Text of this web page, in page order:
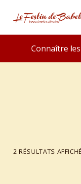
le festin
"LE FESTIN DE BABETTE" – BOUQUINERIE GASTRONOMIQUE
Connaître
2 RÉSULTATS